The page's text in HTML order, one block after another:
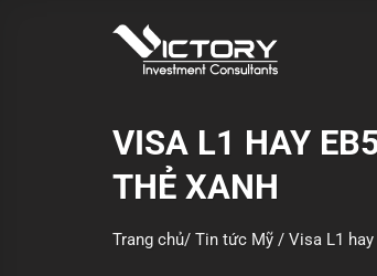
VISA L1 HAY
THẺ XANH
Trang chủ/ Tin tức Mỹ / Visa L1